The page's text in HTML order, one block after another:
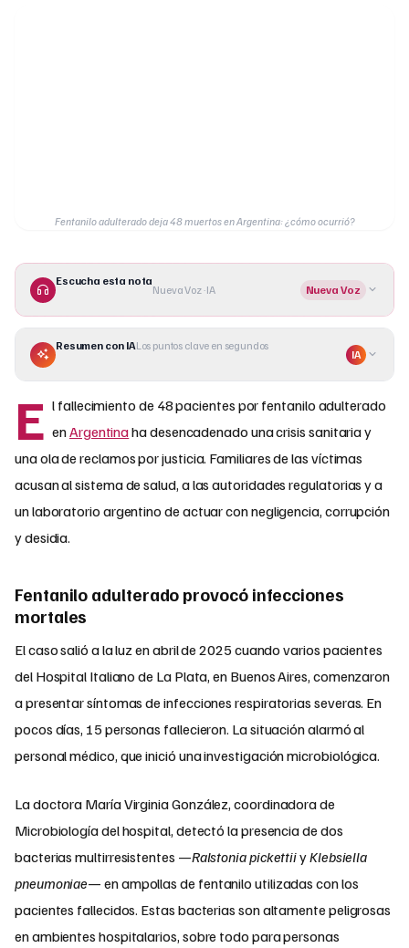
Fentanilo adulterado deja 48 muertos en Argentina: ¿cómo ocurrió?
Escucha esta nota
Nueva Voz · IA Nueva Voz
Resumen con IALos puntos clave en segundos
IA
E l fallecimiento de 48 pacientes por fentanilo adulterado
enArgentinaha desencadenado una crisis sanitaria y
una ola de reclamos por justicia. Familiares de las víctimas
acusan al sistema de salud, a las autoridades regulatorias y a
un laboratorio argentino de actuar con negligencia, corrupción
y desidia.
Fentanilo adulterado provocó infecciones
mortales
El caso salió a la luz en abril de 2025 cuando varios pacientes
del Hospital Italiano de La Plata, en Buenos Aires, comenzaron
a presentar síntomas de infecciones respiratorias severas. En
pocos días, 15 personas fallecieron. La situación alarmó al
personal médico, que inició una investigación microbiológica.
La doctora María Virginia González, coordinadora de
Microbiología del hospital, detectó la presencia de dos
bacterias multirresistentes —Ralstonia pickettiiyKlebsiella
pneumoniae— en ampollas de fentanilo utilizadas con los
pacientes fallecidos. Estas bacterias son altamente peligrosas
en ambientes hospitalarios, sobre todo para personas